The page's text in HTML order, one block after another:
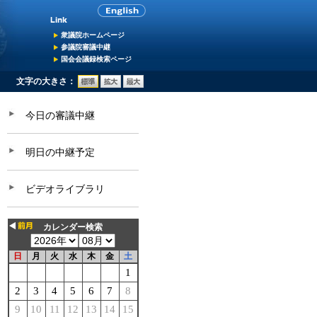
衆議院ホームページ
参議院審議中継
国会会議録検索ページ
文字の大きさ：
今日の審議中継
明日の中継予定
ビデオライブラリ
カレンダー検索
日 月 火 水 木 金 土
1
2
3 4 5 6 7
8
9
10 11 12 13 14
15